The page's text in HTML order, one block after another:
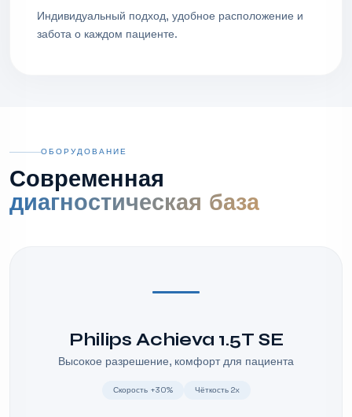
Индивидуальный подход, удобное расположение и
забота о каждом пациенте.
ОБОРУДОВАНИЕ
Современная
диагностическая база
Philips Achieva 1.5T SE
Высокое разрешение, комфорт для пациента
Скорость +30% Чёткость 2x